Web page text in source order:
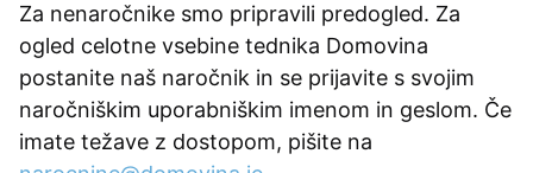
Za nenaročnike smo pripravili predogled. Za
ogled celotne vsebine tednika Domovina
postanite naš naročnik in se prijavite s svojim
naročniškim uporabniškim imenom in geslom. Če
imate težave z dostopom, pišite na